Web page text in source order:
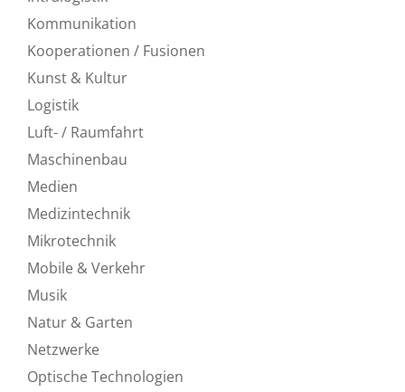
Kommunikation
Kooperationen / Fusionen
Kunst & Kultur
Logistik
Luft- / Raumfahrt
Maschinenbau
Medien
Medizintechnik
Mikrotechnik
Mobile & Verkehr
Musik
Natur & Garten
Netzwerke
Optische Technologien